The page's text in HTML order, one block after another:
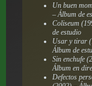
Un buen
– Álbum de
Coliseum
de estudio
Usar y tirar
Álbum de
Sin enchufe
Álbum en
Defectos